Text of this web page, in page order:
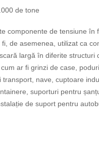
de tone
componente de tensiune în
de asemenea, utilizat ca
largă în diferite structuri
ar fi grinzi de case,
nave, cuptoare
suporturi pentru
de suport pentru